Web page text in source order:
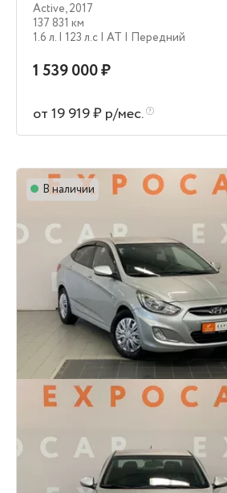
Active,2017
137 831 км
1.6 л. | 123 л.c | AT | Передний
1 539 000 ₽
от 19 919 ₽ р/мес.
В наличии